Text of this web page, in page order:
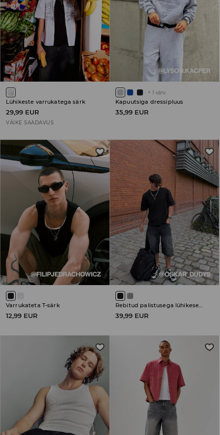
Lühikeste varrukatega särk
29,99 EUR
VÄIKE SAADAVUS
+ 1 värv
Kapuutsiga dressipluus
35,99 EUR
Varrukateta T-särk
12,99 EUR
Rebitud palistusega lühikesed teksapüksid
39,99 EUR